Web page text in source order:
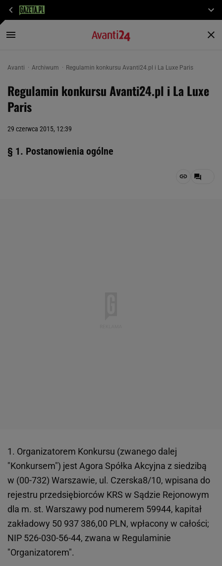
Avanti Archiwum Regulamin konkursu Avanti24.pl i La Luxe Paris
Regulamin konkursu Avanti24.pl i La Luxe
Paris
29 czerwca 2015, 12:39
§ 1. Postanowienia ogólne
1. Organizatorem Konkursu (zwanego dalej
"Konkursem") jest Agora Spółka Akcyjna z siedzibą
w (00-732) Warszawie, ul. Czerska8/10, wpisana do
rejestru przedsiębiorców KRS w Sądzie Rejonowym
dla m. st. Warszawy pod numerem 59944, kapitał
zakładowy 50 937 386,00 PLN, wpłacony w całości;
NIP 526-030-56-44, zwana w Regulaminie
"Organizatorem".